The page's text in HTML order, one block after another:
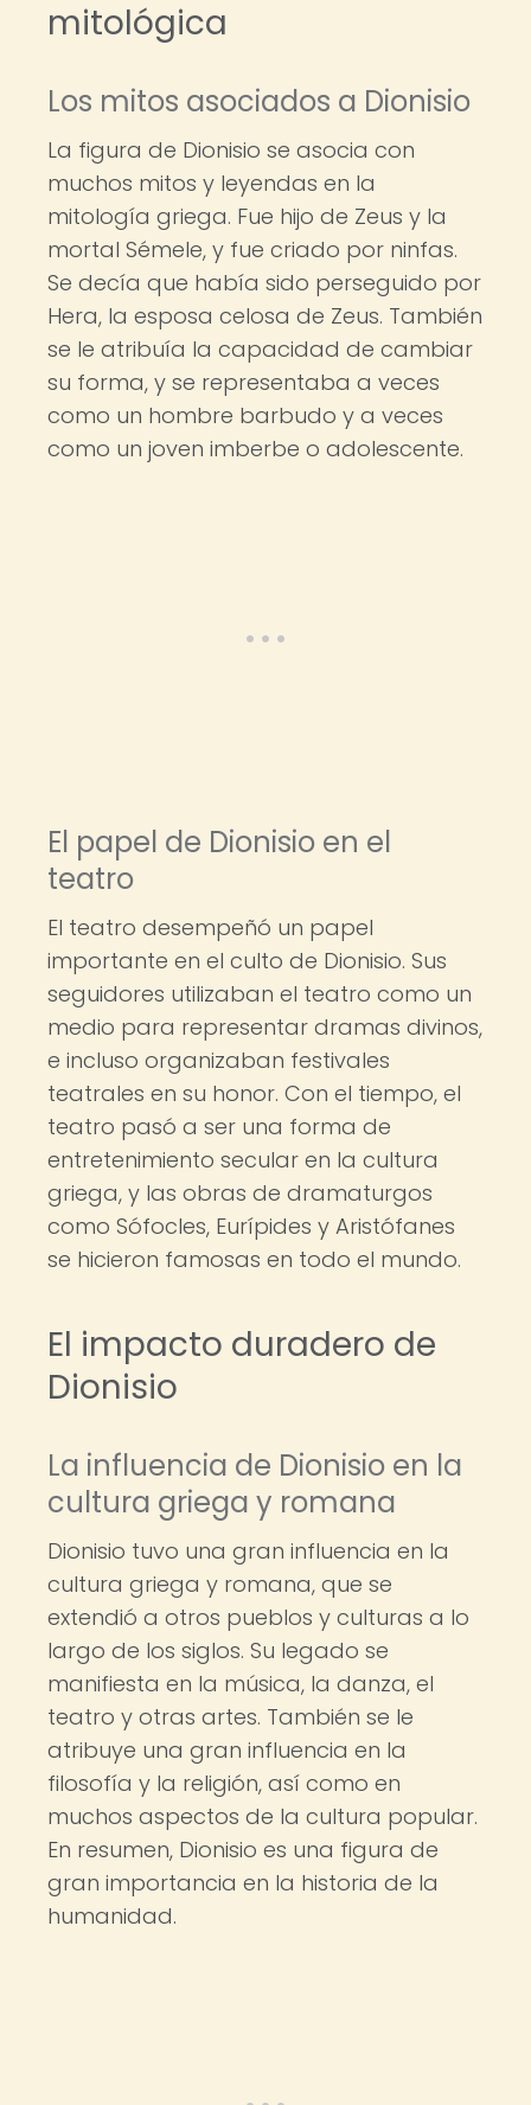
mitológica
Los mitos asociados a Dionisio
La figura de Dionisio se asocia con
muchos mitos y leyendas en la
mitología griega. Fue hijo de Zeus y la
mortal Sémele, y fue criado por ninfas.
Se decía que había sido perseguido por
Hera, la esposa celosa de Zeus. También
se le atribuía la capacidad de cambiar
su forma, y se representaba a veces
como un hombre barbudo y a veces
como un joven imberbe o adolescente.
El papel de Dionisio en el
teatro
El teatro desempeñó un papel
importante en el culto de Dionisio. Sus
seguidores utilizaban el teatro como un
medio para representar dramas divinos,
e incluso organizaban festivales
teatrales en su honor. Con el tiempo, el
teatro pasó a ser una forma de
entretenimiento secular en la cultura
griega, y las obras de dramaturgos
como Sófocles, Eurípides y Aristófanes
se hicieron famosas en todo el mundo.
El impacto duradero de
Dionisio
La influencia de Dionisio en la
cultura griega y romana
Dionisio tuvo una gran influencia en la
cultura griega y romana, que se
extendió a otros pueblos y culturas a lo
largo de los siglos. Su legado se
manifiesta en la música, la danza, el
teatro y otras artes. También se le
atribuye una gran influencia en la
filosofía y la religión, así como en
muchos aspectos de la cultura popular.
En resumen, Dionisio es una figura de
gran importancia en la historia de la
humanidad.